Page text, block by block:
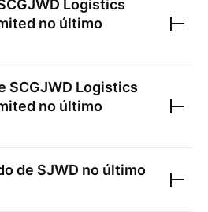
Logistics
no último
SCGJWD Logistics
no último
de SJWD no último